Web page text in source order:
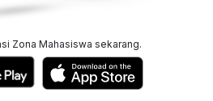
Zona Mahasiswa sekarang.